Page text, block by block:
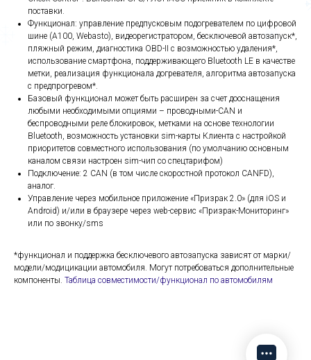
поставки.
Функционал: управление предпусковым подогревателем по цифровой
шине (А100, Webasto), видеорегистратором, бесключевой автозапуск*,
пляжный режим, диагностика OBD-II с возможностью удаления*,
использование смартфона, поддерживающего Bluetooth LE в качестве
метки, реализация функционала догревателя, алгоритма автозапуска
с предпрогревом*.
Базовый функционал может быть расширен за счет дооснащения
любыми необходимыми опциями – проводными-CAN и
беспроводными реле блокировок, метками на основе технологии
Bluetooth, возможность установки sim-карты Клиента с настройкой
приоритетов совместного использования (по умолчанию основным
каналом связи настроен sim-чип со спецтарифом)
Подключение: 2 CAN (в том числе скоростной протокол CANFD),
аналог.
Управление через мобильное приложение «Призрак 2.0» (для iOS и
Android) и/или в браузере через web-сервис «Призрак-Мониторинг»
или по звонку/sms
*функционал и поддержка бесключевого автозапуска зависят от марки/
модели/модицикации автомобиля. Могут потребоваться дополнительные
компоненты. Таблица совместимости/функционал по автомобилям